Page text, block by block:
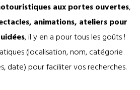
aux portes ouvertes,
animations, ateliers pour
, il y en a pour tous les goûts !
(localisation, nom, catégorie
date) pour faciliter vos recherches.